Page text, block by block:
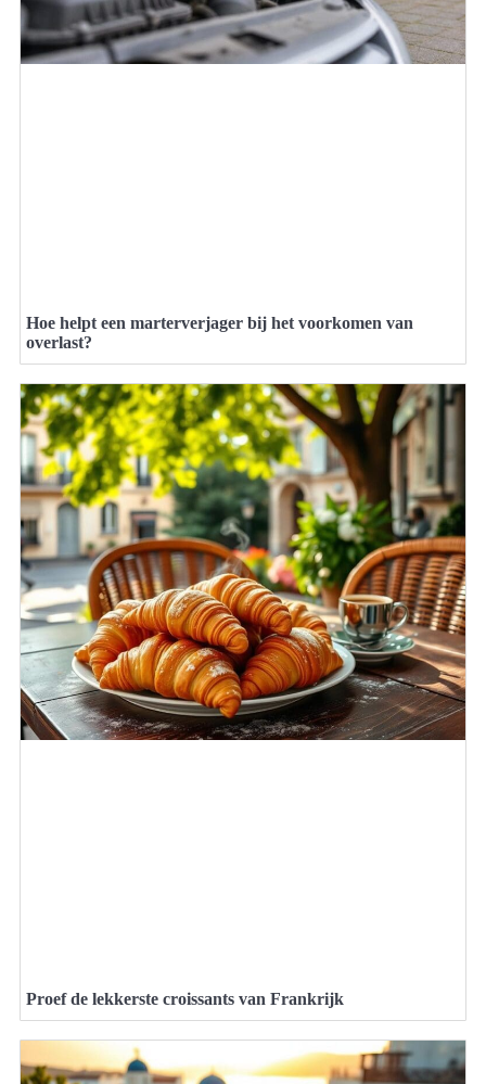
Hoe helpt een marterverjager bij het voorkomen van
overlast?
Proef de lekkerste croissants van Frankrijk